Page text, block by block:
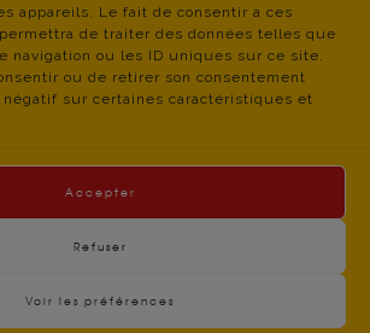
appareils. Le fait de consentir à ces
de traiter des données telles que
navigation ou les ID uniques sur ce site.
ou de retirer son consentement
sur certaines caractéristiques et
Accepter
Refuser
Voir les préférences